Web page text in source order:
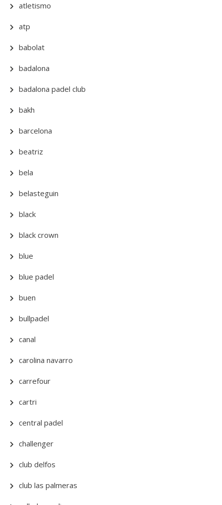
atletismo
atp
babolat
badalona
badalona padel club
bakh
barcelona
beatriz
bela
belasteguin
black
black crown
blue
blue padel
buen
bullpadel
canal
carolina navarro
carrefour
cartri
central padel
challenger
club delfos
club las palmeras